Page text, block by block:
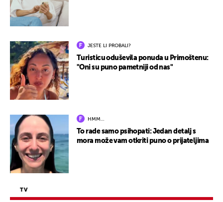
JESTE LI PROBALI?
Turisticu oduševila ponuda u Primoštenu:
"Oni su puno pametniji od nas"
HMM…
To rade samo psihopati: Jedan detalj s
mora može vam otkriti puno o prijateljima
TV